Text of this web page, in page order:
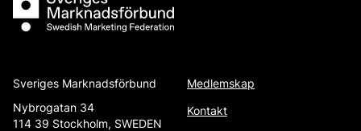
Sveriges Marknadsförbund
Nybrogatan 34
114 39 Stockholm, SWEDEN
Medlemskap
Kontakt